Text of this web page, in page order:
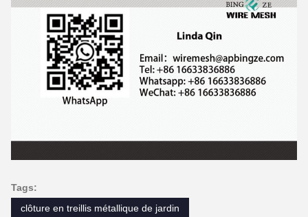
Tags:
clôture en treillis métallique de jardin